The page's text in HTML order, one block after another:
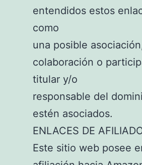
entendidos estos
como
una posible
colaboración o
titular y/o
responsable del
estén asociados.
ENLACES DE
Este sitio web posee